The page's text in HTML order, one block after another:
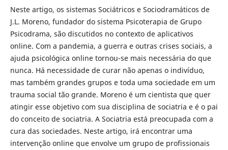
Neste artigo, os sistemas Sociátricos e Sociodramáticos de
J.L. Moreno, fundador do sistema Psicoterapia de Grupo
Psicodrama, são discutidos no contexto de aplicativos
online. Com a pandemia, a guerra e outras crises sociais, a
ajuda psicológica online tornou-se mais necessária do que
nunca. Há necessidade de curar não apenas o indivíduo,
mas também grandes grupos e toda uma sociedade em um
trauma social tão grande. Moreno é um cientista que quer
atingir esse objetivo com sua disciplina de sociatria e é o pai
do conceito de sociatria. A Sociatria está preocupada com a
cura das sociedades. Neste artigo, irá encontrar uma
intervenção online que envolve um grupo de profissionais